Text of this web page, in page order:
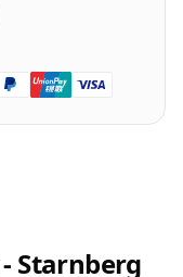
Starnberg